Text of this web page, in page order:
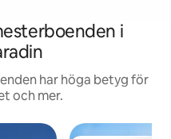
i
har höga betyg för
och mer.